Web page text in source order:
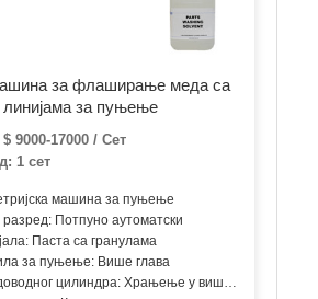
за флаширање меда са
за пуњење
9000-17000 / Сет
1 сет
машина за пуњење
разред: Потпуно аутоматски
Паста са гранулама
за пуњење: Више глава
цилиндра: Храњење у више просторија